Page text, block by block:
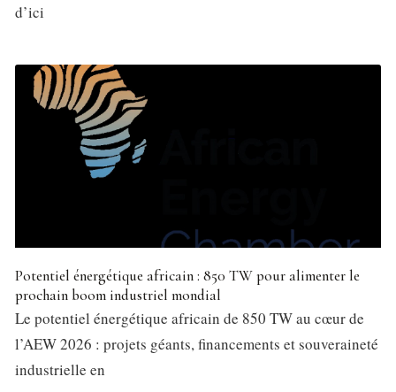
d’ici
Potentiel énergétique africain : 850 TW pour alimenter le
prochain boom industriel mondial
Le potentiel énergétique africain de 850 TW au cœur de
l’AEW 2026 : projets géants, financements et souveraineté
industrielle en